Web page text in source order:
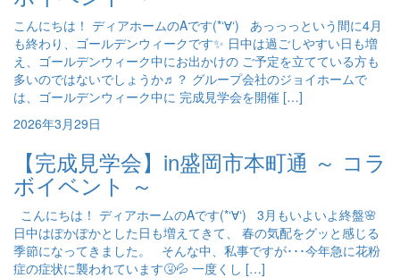
こんにちは！ ディアホームのAです(*‘∀‘) あっっっという間に4月
も終わり、ゴールデンウィークです✨ 日中は過ごしやすい日も増
え、ゴールデンウィーク中にお出かけの ご予定を立てている方も
多いのではないでしょうか♬？ グループ会社のジョイホームで
は、ゴールデンウィーク中に 完成見学会を開催 […]
2026年3月29日
【完成見学会】in盛岡市本町通 ～ コラ
ボイベント ～
こんにちは！ ディアホームのAです(*‘∀‘) 3月もいよいよ終盤🌸
日中はぽかぽかとした日も増えてきて、 春の気配をグッと感じる
季節になってきました。 そんな中、私事ですが･･･今年急に花粉
症の症状に襲われています🤧💦 一度くし […]